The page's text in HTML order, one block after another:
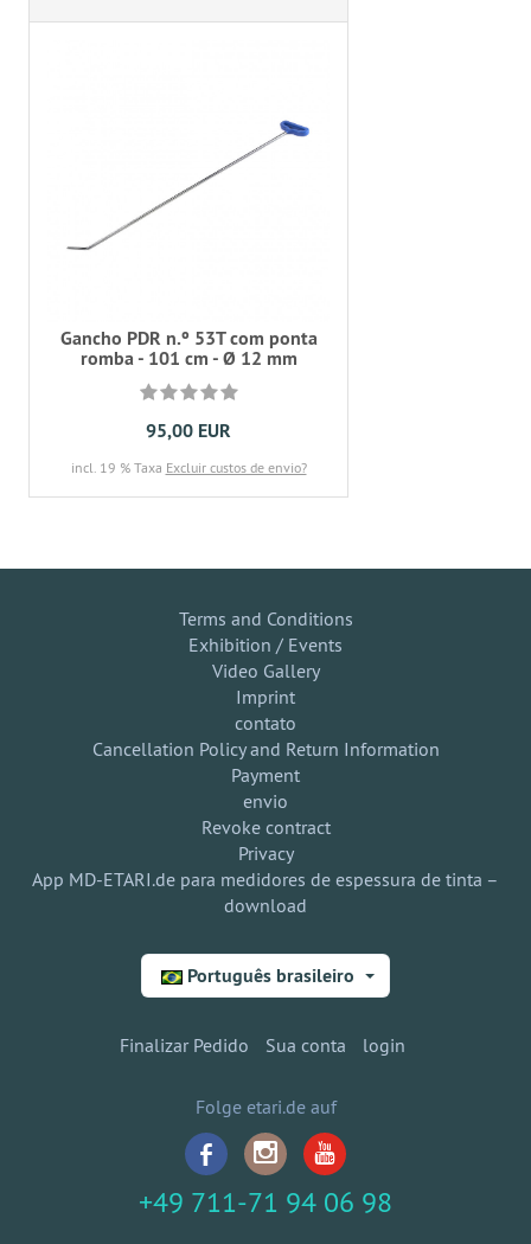
Gancho PDR n.º 53T com ponta
romba - 101 cm - Ø 12 mm
95,00 EUR
incl. 19 % Taxa Excluir custos de envio?
Terms and Conditions
Exhibition / Events
Video Gallery
Imprint
contato
Cancellation Policy and Return Information
Payment
envio
Revoke contract
Privacy
App MD-ETARI.de para medidores de espessura de tinta –
download
Português brasileiro
Finalizar Pedido Sua conta login
Folge etari.de auf
+49 711-71 94 06 98